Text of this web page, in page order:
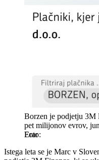
Borzen je podjetju 3M
pet milijonov evrov,
Erar
Istega leta se je Marc v